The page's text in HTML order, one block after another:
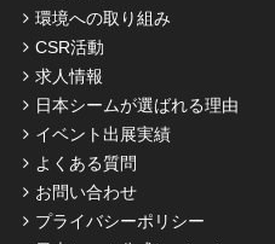
環境への取り組み
CSR活動
求人情報
日本シームが選ばれる理由
イベント出展実績
よくある質問
お問い合わせ
プライバシーポリシー